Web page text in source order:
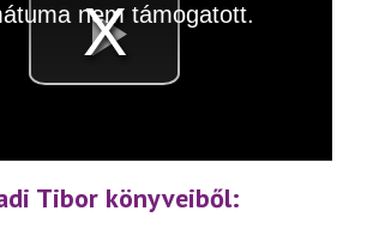
Videó
nem támogatott.
Tibor könyveiből: